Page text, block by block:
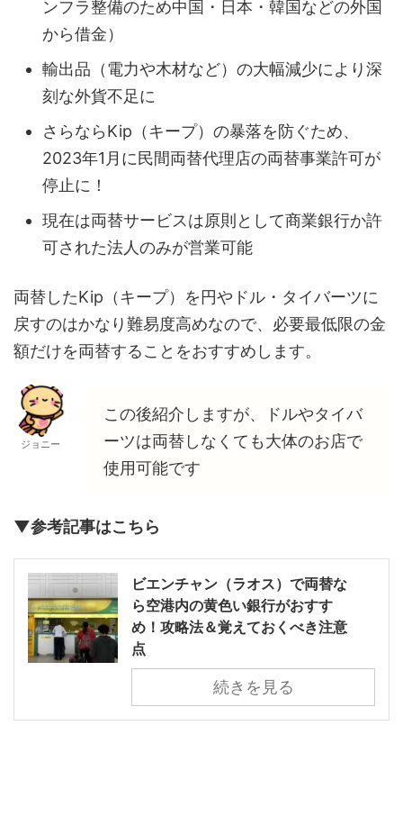
ンフラ整備のため中国・日本・韓国などの外国
から借金）
輸出品（電力や木材など）の大幅減少により深
刻な外貨不足に
さらならKip（キープ）の暴落を防ぐため、
2023年1月に民間両替代理店の両替事業許可が
停止に！
現在は両替サービスは原則として商業銀行か許
可された法人のみが営業可能
両替したKip（キープ）を円やドル・タイバーツに
戻すのはかなり難易度高めなので、必要最低限の金
額だけを両替することをおすすめします。
ジョニー
この後紹介しますが、ドルやタイバ
ーツは両替しなくても大体のお店で
使用可能です
▼参考記事はこちら
ビエンチャン（ラオス）で両替な
ら空港内の黄色い銀行がおすす
め！攻略法＆覚えておくべき注意
点
続きを見る